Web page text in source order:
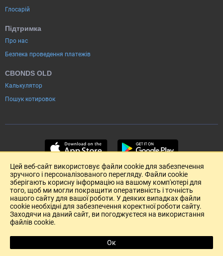
Глосарій
Підтримка
Про нас
Безпека проведення платежів
CBONDS OLD
Калькулятор
Пошук котировок
Розміщення реклами
Цей веб-сайт використовує файли cookie для забезпечення
зручного і персоналізованого перегляду. Файли cookie
зберігають корисну інформацію на вашому комп'ютері для
того, щоб ми могли покращити оперативність і точність
нашого сайту для вашої роботи. У деяких випадках файли
cookie необхідні для забезпечення коректної роботи сайту.
Заходячи на даний сайт, ви погоджуєтеся на використання
файлів cookie.
Ок